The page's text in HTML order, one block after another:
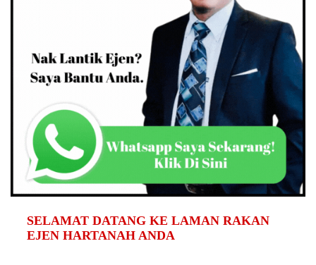
SELAMAT DATANG KE LAMAN RAKAN
EJEN HARTANAH ANDA